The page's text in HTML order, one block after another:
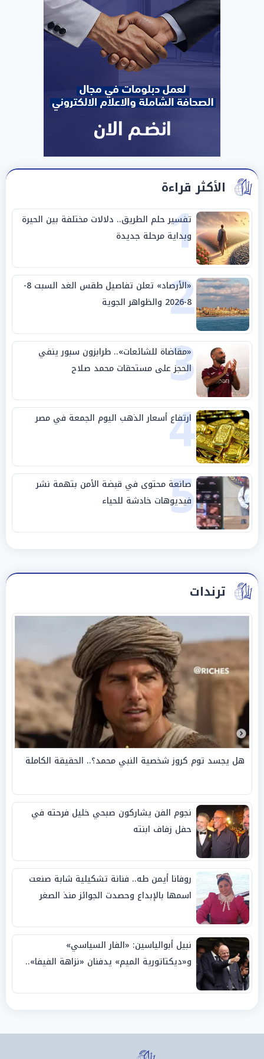
الأكثر قراءة
1
تفسير حلم الطريق.. دلالات مختلفة بين الحيرة
وبداية مرحلة جديدة
2
«الأرصاد» تعلن تفاصيل طقس الغد السبت 8-
8-2026 والظواهر الجوية
3
«مقاضاة للشائعات».. طرابزون سبور ينفي
الحجز على مستحقات محمد صلاح
4
ارتفاع أسعار الذهب اليوم الجمعة في مصر
5
صانعة محتوى في قبضة الأمن بتهمة نشر
فيديوهات خادشة للحياء
ترندات
هل يجسد توم كروز شخصية النبي محمد؟.. الحقيقة الكاملة
نجوم الفن يشاركون صبحي خليل فرحته في
حفل زفاف ابنته
روفانا أيمن طه.. فنانة تشكيلية شابة صنعت
اسمها بالإبداع وحصدت الجوائز منذ الصغر
نبيل أبوالياسين: «الفار السياسي»
و«ديكتاتورية الميم» يدفنان «نزاهة الفيفا»..